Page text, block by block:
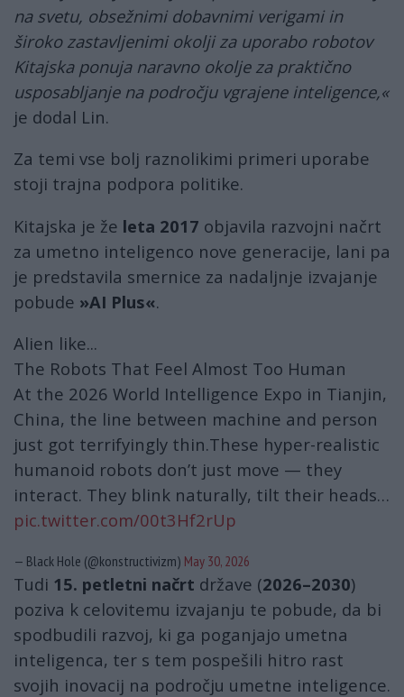
na svetu, obsežnimi dobavnimi verigami in
široko zastavljenimi okolji za uporabo robotov
Kitajska ponuja naravno okolje za praktično
usposabljanje na področju vgrajene inteligence,«
je dodal Lin.
Za temi vse bolj raznolikimi primeri uporabe
stoji trajna podpora politike.
Kitajska je že leta 2017 objavila razvojni načrt
za umetno inteligenco nove generacije, lani pa
je predstavila smernice za nadaljnje izvajanje
pobude »AI Plus«.
Alien like...
The Robots That Feel Almost Too Human
At the 2026 World Intelligence Expo in Tianjin,
China, the line between machine and person
just got terrifyingly thin.These hyper-realistic
humanoid robots don’t just move — they
interact. They blink naturally, tilt their heads…
pic.twitter.com/00t3Hf2rUp
— Black Hole (@konstructivizm) May 30, 2026
Tudi 15. petletni načrt države (2026–2030)
poziva k celovitemu izvajanju te pobude, da bi
spodbudili razvoj, ki ga poganjajo umetna
inteligenca, ter s tem pospešili hitro rast
svojih inovacij na področju umetne inteligence.